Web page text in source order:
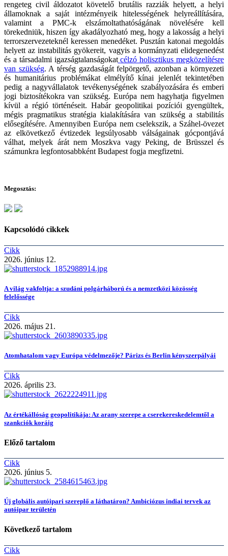
rengeteg civil áldozatot követelő brutális razziák helyett, a helyi
államoknak a saját intézményeik hitelességének helyreállítására,
valamint a PMC-k elszámoltathatóságának növelésére kell
törekedniük, hiszen így akadályozható meg, hogy a lakosság a helyi
terrorszervezeteknél keressen menedéket. Pusztán katonai megoldás
helyett az instabilitás gyökereit, vagyis a kormányzati elidegenedést
és a társadalmi igazságtalanságokat célzó holisztikus megközelítésre
van szükség. A térség gazdaságát felpörgető, azonban a környezeti
és humanitárius problémákat elmélyítő kínai jelenlét tekintetében
pedig a nagyvállalatok tevékenységének szabályozására és emberi
jogi biztosítékokra van szükség. Európa nem hagyhatja figyelmen
kívül a régió történéseit. Habár geopolitikai pozíciói gyengültek,
mégis pragmatikus stratégia kialakítására van szükség a stabilitás
elősegítésére. Amennyiben Európa nem cselekszik, a Száhel-övezet
az elkövetkező évtizedek legsúlyosabb válságainak gócpontjává
válhat, melyek árát nem Moszkva vagy Peking, de Brüsszel és
számunkra legfontosabbként Budapest fogja megfizetni.
Megosztás:
Kapcsolódó cikkek
Cikk
2026. június 12.
A világ vakfoltja: a szudáni polgárháború és a nemzetközi közösség
felelőssége
Cikk
2026. május 21.
Atomhatalom vagy Európa védelmezője? Párizs és Berlin kényszerpályái
Cikk
2026. április 23.
Az értékállóság geopolitikája: Az arany szerepe a cserekereskedelemtől a
szankciók koráig
Előző tartalom
Cikk
2026. június 5.
Új globális autóipari szereplő a láthatáron? Ambiciózus indiai tervek az
autóipar területén
Következő tartalom
Cikk